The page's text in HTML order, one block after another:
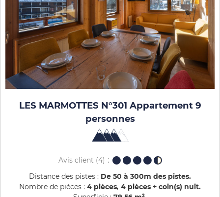
LES MARMOTTES N°301 Appartement 9
personnes
Avis client (4)
Distance des pistes : De 50 à 300m des pistes
Nombre de pièces : 4 pièces 4 pièces + coin(s) nuit